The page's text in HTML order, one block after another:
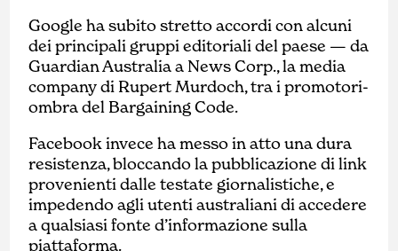
Google ha subito stretto accordi con alcuni
dei principali gruppi editoriali del paese — da
Guardian Australia a News Corp., la media
company di Rupert Murdoch, tra i promotori-
ombra del Bargaining Code.
Facebook invece ha messo in atto una dura
resistenza, bloccando la pubblicazione di link
provenienti dalle testate giornalistiche, e
impedendo agli utenti australiani di accedere
a qualsiasi fonte d’informazione sulla
piattaforma.